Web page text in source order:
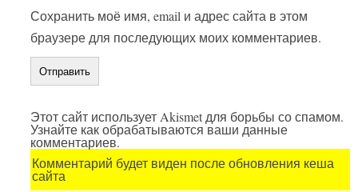
Сохранить моё имя, email и адрес сайта в этом
браузере для последующих моих комментариев.
Этот сайт использует Akismet для борьбы со спамом.
Узнайте как обрабатываются ваши данные
комментариев.
Комментарий будет виден после обновления кеша
сайта